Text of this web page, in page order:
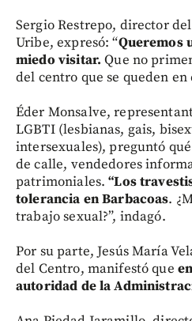
Sergio Restrepo, director
Uribe, expresó: “Queremos
miedo visitar. Que no
del centro que se queden en
Éder Monsalve,
LGBTI (lesbianas, gais,
intersexuales), preguntó
de calle, vendedores
patrimoniales.“Los
tolerancia en Barbacoas.
trabajo sexual?”, indagó.
Por su parte, Jesús María
del Centro, manifestó que
autoridad de la